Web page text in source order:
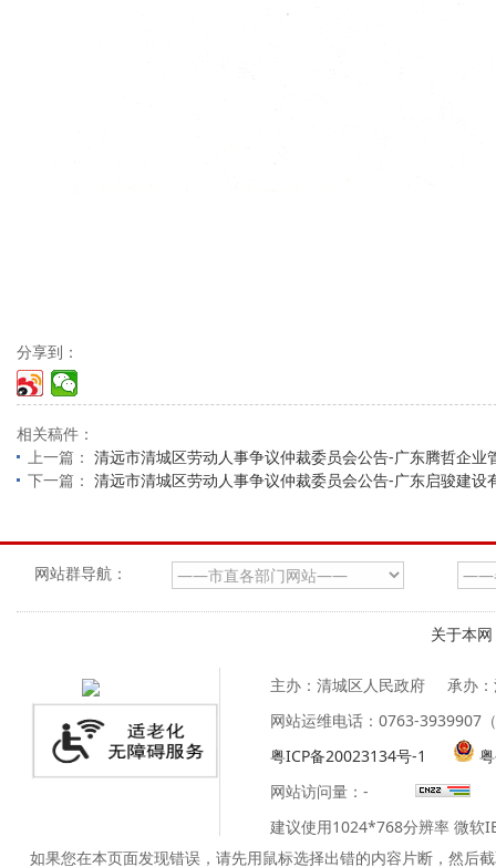
分享到：
相关稿件：
上一篇： 清远市清城区劳动人事争议仲裁委员会公告-广东腾哲企业
下一篇： 清远市清城区劳动人事争议仲裁委员会公告-广东启骏建设
网站群导航：
关于本网
主办：清城区人民政府
承办
网站运维电话：0763-3939907
粤ICP备20023134号-1
网站访问量： -
建议使用1024*768分辨率 微软
如果您在本页面发现错误，请先用鼠标选择出错的内容片断，然后